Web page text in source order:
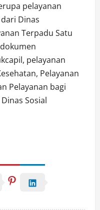
pelayanan
Dinas
Terpadu Satu
pelayanan
Pelayanan
Pelayanan bagi
Sosial